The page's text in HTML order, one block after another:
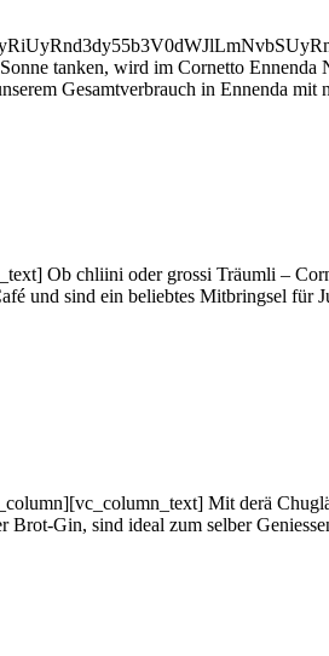
tanken, wird im Cornetto Ennenda
Gesamtverbrauch in Ennenda mit
Ob chliini oder grossi Träumli –
und sind ein beliebtes Mitbringsel für
Mit derä
Brot-Gin, sind ideal zum selber